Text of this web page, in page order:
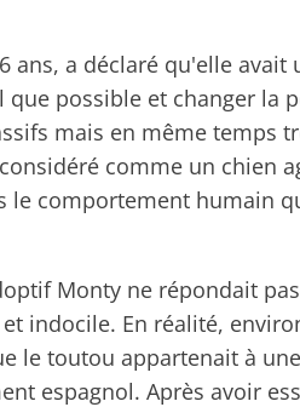
ans, a déclaré qu'elle avait
possible et changer la
mais en même temps
comme un chien
le comportement humain
Monty ne répondait
indocile. En réalité,
le toutou appartenait à
espagnol. Après avoir